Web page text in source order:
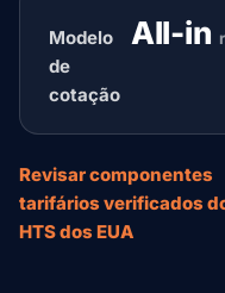
Modelo
de
cotação
All-in
Revisar componentes
tarifários verificados
HTS dos EUA